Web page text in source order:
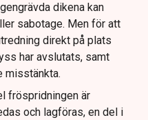
dikena kan
sabotage. Men för att
direkt på plats
har avslutats, samt
misstänkta.
fröspridningen är
och lagföras, en del i